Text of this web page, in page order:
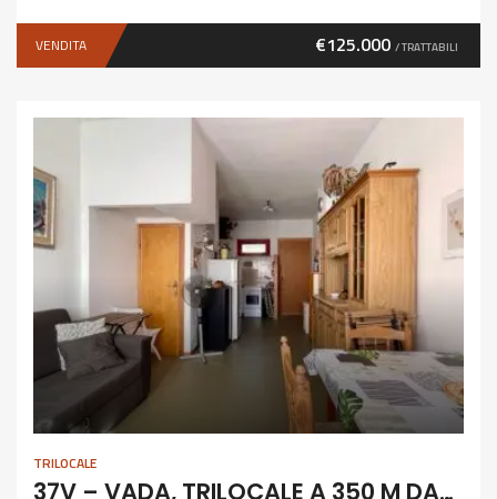
VENDITA €125.000 / TRATTABILI
TRILOCALE
37V – VADA, TRILOCALE A 350 M DAL MARE